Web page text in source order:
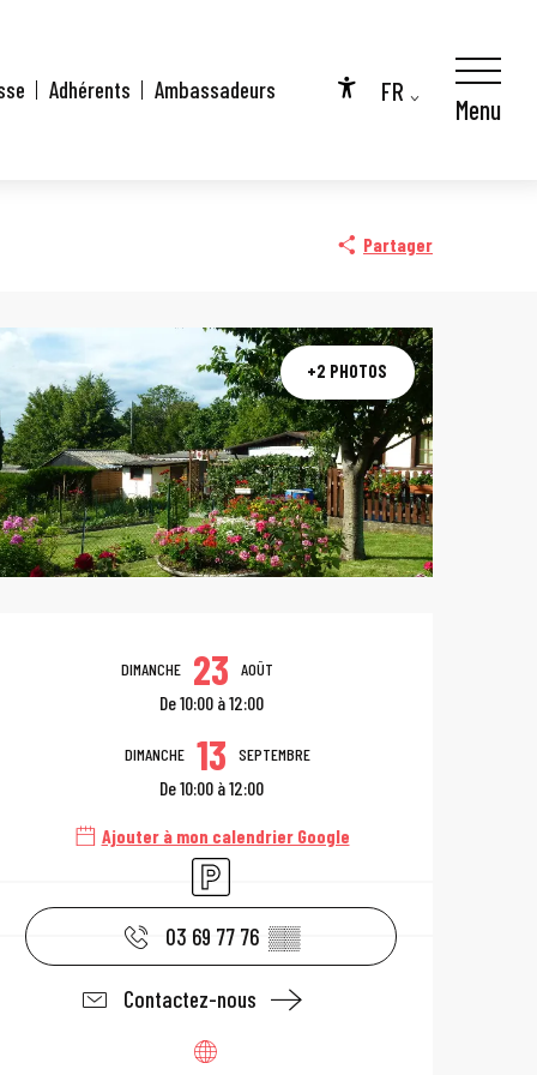
Accessibilité
FR
Adhérents Ambassadeurs
Menu
Partager
+2 PHOTOS
Ouverture et
DIMANCHE 23 AOÛT
De 10:00 à 12:00
DIMANCHE 13 SEPTEMBRE
De 10:00 à 12:00
Ajouter à mon calendrier Google
Parking
03 69 77 76 ▒▒
Contactez-nous